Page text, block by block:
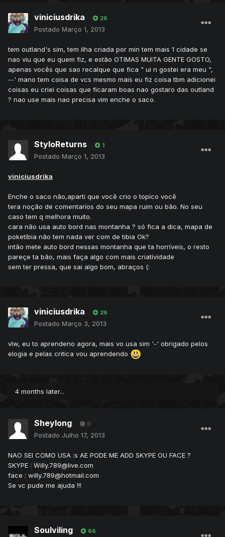
viniciusdrika 26
Postado Março 1, 2013
tem outland's sim, tem ilha criada por min tem mais 1 cidade se
nao viu que eu quem fiz, e estão OTIMAS MUITA GENTE GOSTO,
apenas vocês que sao recalque que fica " ui n gostei era meu ",
--' mano tem coisa de vcs mesmo mais eu fiz coisa tbm adicionei
coisas eu criei coisas que ficaram boas nao gostaro das outland
? nao use mais nao precisa vim enche o saco.
StyloReturns 1
Postado Março 1, 2013
viniciusdrika
Enche o saco não,aparti que você crio o topíco você
tera noção de comentaríos do seu mapa ruim ou bão. No seu
caso tem q melhora muito.
cara não usa auto bord nas montanha ? só fica a dica, mapa de
poketíbia não tem nada ver com de tibia Ok?
intão mete auto bord nessas montanha que ta horríveis, o resto
pareçe ta bão, mais faça algo com mais criatívidade
sem ter pressa, que sai algo bom, abraços (:
viniciusdrika 26
Postado Março 3, 2013
vlw, eu to aprendeno agora, mais vo usa sim '-' obrigado pelos
elogia e pelas critica vou aprendendo
4 months later...
Sheylong 0
Postado Julho 17, 2013
NAO SEI COMO USA :s AE PODE ME ADD SKYPE OU FACE ?
SKYPE : Willy.789@live.com
face : willy.789@hotmail.com
Se vc pude me ajuda !!!
Soulviling 66